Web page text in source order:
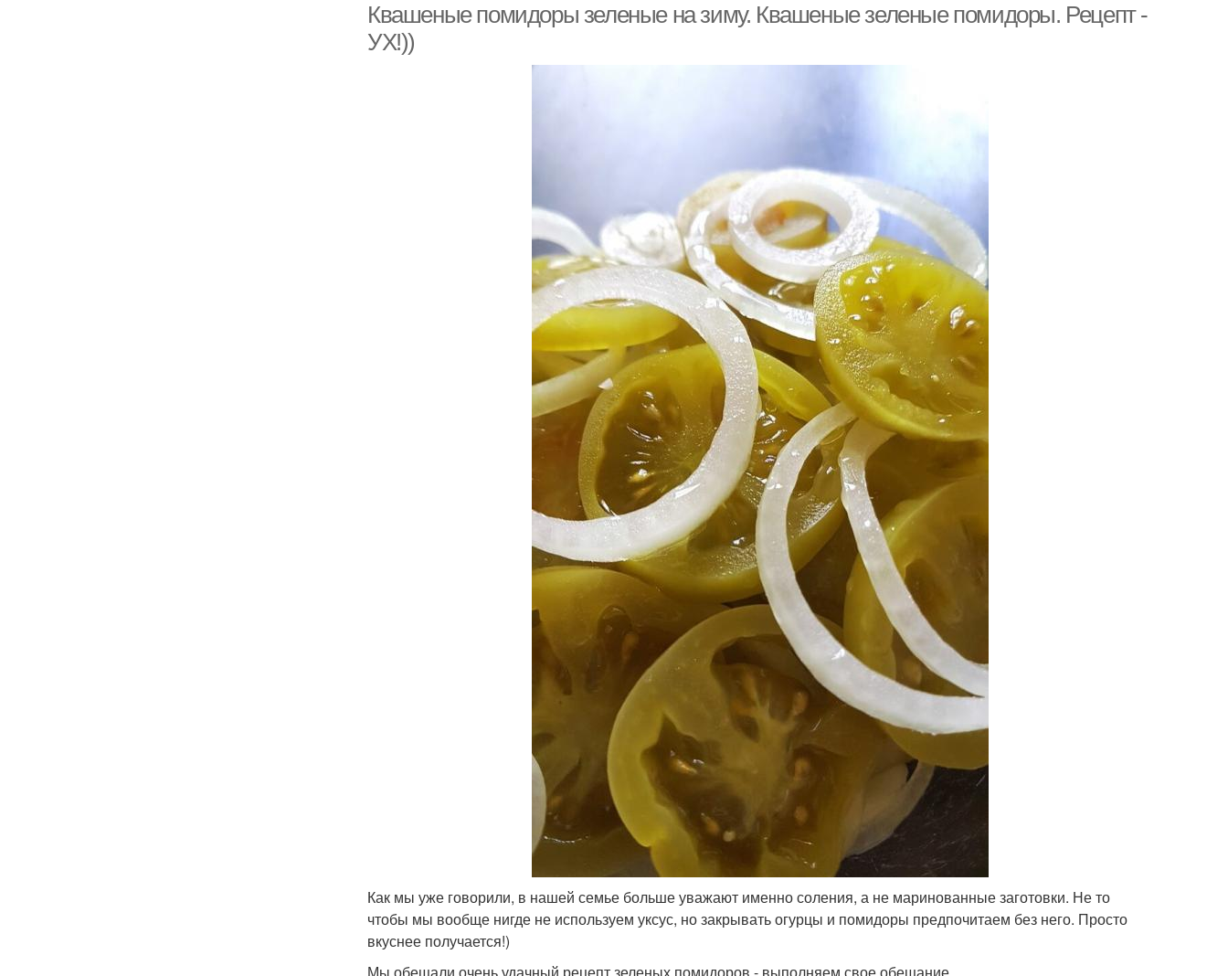
Квашеные помидоры зеленые на зиму. Квашеные зеленые помидоры. Рецепт -
УХ!))
Как мы уже говорили, в нашей семье больше уважают именно соления, а не маринованные заготовки. Не то
чтобы мы вообще нигде не используем уксус, но закрывать огурцы и помидоры предпочитаем без него. Просто
вкуснее получается!)